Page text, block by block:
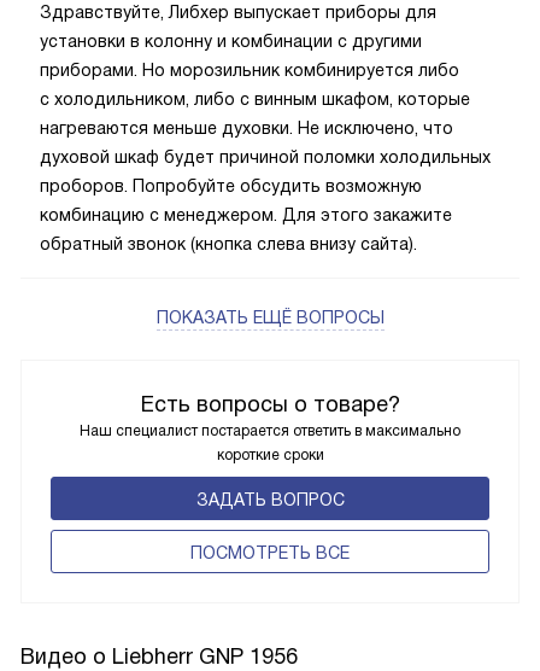
Есть вопросы о товаре?
Наш специалист постарается ответить в максимально
короткие сроки
ЗАДАТЬ ВОПРОС
ПОCМОТРЕТЬ ВСЕ
Здравствуйте, Либхер выпускает приборы для
установки в колонну и комбинации с другими
приборами. Но морозильник комбинируется либо
с холодильником, либо с винным шкафом, которые
нагреваются меньше духовки. Не исключено, что
духовой шкаф будет причиной поломки холодильных
проборов. Попробуйте обсудить возможную
комбинацию с менеджером. Для этого закажите
обратный звонок (кнопка слева внизу сайта).
ПОКАЗАТЬ ЕЩЁ ВОПРОСЫ
Видео о Liebherr GNP 1956